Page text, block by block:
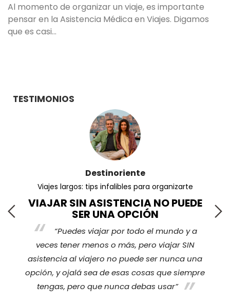
Al momento de organizar un viaje, es importante
pensar en la Asistencia Médica en Viajes. Digamos
que es casi…
TESTIMONIOS
Destinoriente
Viajes largos: tips infalibles para organizarte
VIAJAR SIN ASISTENCIA NO PUEDE
SER UNA OPCIÓN
“Puedes viajar por todo el mundo y a
veces tener menos o más, pero viajar SIN
asistencia al viajero no puede ser nunca una
opción, y ojalá sea de esas cosas que siempre
tengas, pero que nunca debas usar”